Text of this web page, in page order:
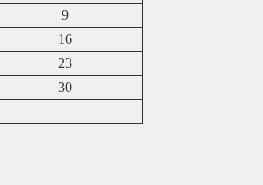
9
16
23
30